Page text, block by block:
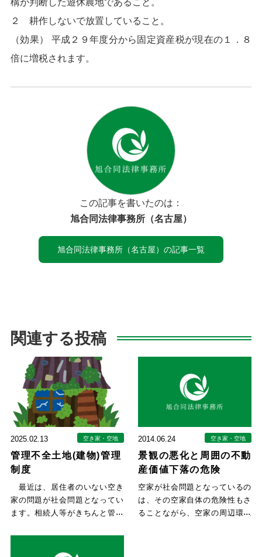
構が判断した遊休農地であること。
２ 耕作しないで放置していること。
（効果） 平成２９年度分から固定資産税が現在の１．８
倍に増税されます。
この記事を書いたのは：
旭合同法律事務所（名古屋）
旭合同法律事務所（名古屋）の記事一覧
関連する投稿
2025.02.13 空き家・空地
管理不全土地(建物)管理
制度
最近は、居住者のいない空き
家の問題が社会問題となってい
ます。相続人等がきちんと管理
2014.06.24 空き家・空地
景観の悪化と周囲の不動
産価値下落の危険
空家が社会問題となっているの
は、その空家自体の危険性もさ
ることながら、空家の周辺環境